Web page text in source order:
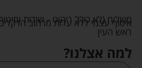
משלוח (לא כולל ריהוט - שידות
ראש העין
למה אצלנו?